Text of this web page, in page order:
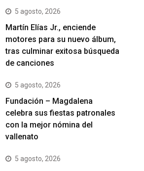
5 agosto, 2026
Martín Elías Jr., enciende
motores para su nuevo álbum,
tras culminar exitosa búsqueda
de canciones
5 agosto, 2026
Fundación – Magdalena
celebra sus fiestas patronales
con la mejor nómina del
vallenato
5 agosto, 2026